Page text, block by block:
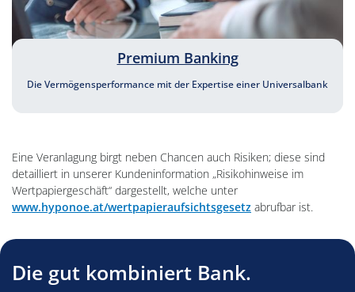
Premium Banking
Die Vermögensperformance mit der Expertise einer Universalbank
Eine Veranlagung birgt neben Chancen auch Risiken; diese sind
detailliert in unserer Kundeninformation „Risikohinweise im
Wertpapiergeschäft“ dargestellt, welche unter
www.hyponoe.at/wertpapieraufsichtsgesetz abrufbar ist.
Die gut kombiniert Bank.